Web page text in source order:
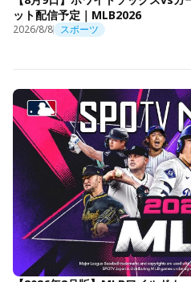
ット配信予定｜MLB2026
2026/8/8 スポーツ